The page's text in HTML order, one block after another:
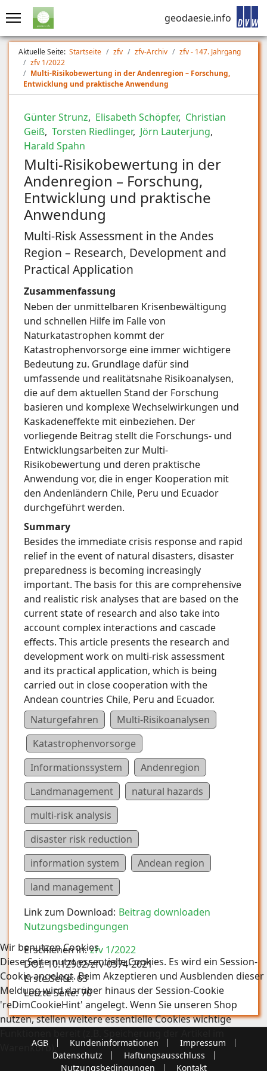
geodaesie.info
Aktuelle Seite: Startseite zfv zfv-Archiv
zfv - 147. Jahrgang
zfv 1/2022
Multi-Risikobewertung in der Andenregion – Forschung,
Entwicklung und praktische Anwendung
Günter Strunz, Elisabeth Schöpfer, Christian
Geiß, Torsten Riedlinger, Jörn Lauterjung,
Harald Spahn
Multi-Risikobewertung in der
Andenregion – Forschung,
Entwicklung und praktische
Anwendung
Multi-Risk Assessment in the Andes
Region – Research, Development and
Practical Application
Zusammenfassung
Neben der unmittelbaren Krisenbewältigung
und schnellen Hilfe im Falle von
Naturkatastrophen kommt der
Katastrophenvorsorge eine immer wichtigere
Bedeutung zu. Grundlage dafür sind
umfassende und realitätsnahe Risikoanalysen,
die auf dem aktuellen Stand der Forschung
basieren und komplexe Wechselwirkungen und
Kaskadeneffekte mit einbeziehen. Der
vorliegende Beitrag stellt die Forschungs- und
Entwicklungsarbeiten zur Multi-
Risikobewertung und deren praktische
Anwendung vor, die in enger Kooperation mit
den Andenländern Chile, Peru und Ecuador
durchgeführt werden.
Summary
Besides the immediate crisis response and rapid
relief in the event of natural disasters, disaster
preparedness is becoming increasingly
important. The basis for this are comprehensive
and realistic risk analyses that are based on the
current state of research and also take into
account complex interactions and cascade
effects. This article presents the research and
development work on multi-risk assessment
and its practical application, which is being
carried out in close cooperation with the
Andean countries Chile, Peru and Ecuador.
Naturgefahren
Multi-Risikoanalysen
Katastrophenvorsorge
Informationssystem
Andenregion
Landmanagement
natural hazards
multi-risk analysis
disaster risk reduction
information system
Andean region
land management
Link zum Download: Beitrag downloaden
Nutzungsbedingungen
Erschienen in: zfv 1/2022
DOI: 10.12902/zfv-0374-2021
Erste Seite: 63
Letzte Seite: 70
AGB Kundeninformationen
Impressum
Datenschutz
Haftungsausschluss
Nutzungsbedingungen
Kontakt
Wir benutzen Cookies
Diese Seite nutzt essentielle Cookies. Es wird ein Session-
Cookie angelegt. Beim Akzeptieren und Ausblenden dieser
Meldung wird darüber hinaus der Session-Cookie
'reDimCookieHint' angelegt. Wenn Sie unseren Shop
nutzen, stellen weitere essentielle Cookies wichtige
Warenkorb).